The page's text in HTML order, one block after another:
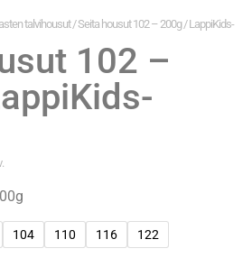
talvihousut/ Seita housut 102 – 200g / LappiKids-
102 –
104 110 116 122